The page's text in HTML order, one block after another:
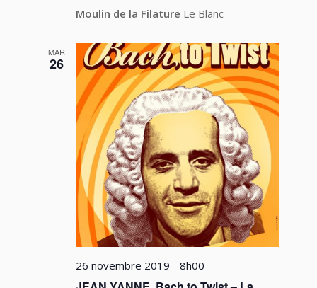
Moulin de la Filature Le Blanc
MAR
26
26 novembre 2019 - 8h00